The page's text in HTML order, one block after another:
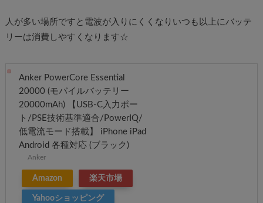
人が多い場所ですと電波が入りにくくなりいつも以上にバッテ
リーは消費しやすくなります☆
Anker PowerCore Essential
20000 (モバイルバッテリー
20000mAh) 【USB-C入力ポー
ト/PSE技術基準適合/PowerIQ/
低電流モード搭載】 iPhone iPad
Android 各種対応 (ブラック)
Anker
Amazon 楽天市場
Yahooショッピング